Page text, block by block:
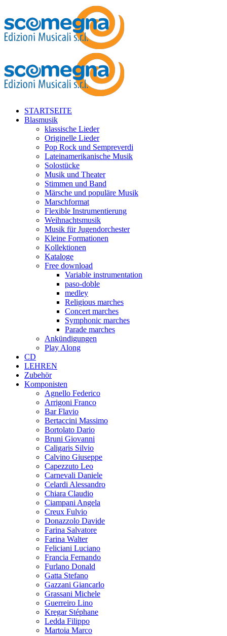
STARTSEITE
Blasmusik
klassische Lieder
Originelle Lieder
Pop Rock und Sempreverdi
Lateinamerikanische Musik
Solostücke
Musik und Theater
Stimmen und Band
Märsche und populäre Musik
Marschformat
Flexible Instrumentierung
Weihnachtsmusik
Musik für Jugendorchester
Kleine Formationen
Kollektionen
Kataloge
Free download
Variable instrumentation
paso-doble
medley
Religious marches
Concert marches
Symphonic marches
Parade marches
Ankündigungen
Play Along
CD
LEHREN
Zubehör
Komponisten
Agnello Federico
Arrigoni Franco
Bar Flavio
Bertaccini Massimo
Bortolato Dario
Bruni Giovanni
Caligaris Silvio
Calvino Giuseppe
Capezzuto Leo
Carnevali Daniele
Celardi Alessandro
Chiara Claudio
Ciampani Angela
Creux Fulvio
Donazzolo Davide
Farina Salvatore
Farina Walter
Feliciani Luciano
Francia Fernando
Furlano Donald
Gatta Stefano
Gazzani Giancarlo
Grassani Michele
Guerreiro Lino
Kregar Stéphane
Ledda Filippo
Martoia Marco